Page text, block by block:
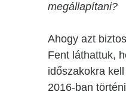
megállapítani?
Ahogy azt
Fent láthattuk,
időszakokra
2016-ban